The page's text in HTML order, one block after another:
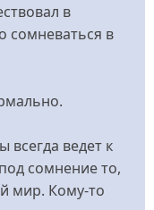
в
сомневаться в
всегда ведет к
сомнение то,
мир. Кому-то